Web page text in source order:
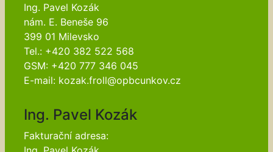
Ing. Pavel Kozák
nám. E. Beneše 96
399 01 Milevsko
Tel.: +420 382 522 568
GSM: +420 777 346 045
E-mail: kozak.froll@opbcunkov.cz
Ing. Pavel Kozák
Fakturační adresa: